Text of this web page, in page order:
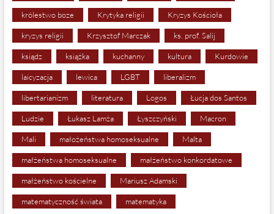
królestwo boze Krytyka religii Kryzys Kościoła
kryzys religii Krzysztof Marczak ks. prof. Salij
ksiądz książka kuchanny kultura Kurdowie
laicyzacja lewica LGBT liberalizm
libertarianizm literatura Logos Łucja dos Santos
Ludzie Łukasz Lamża Łyszczyński Macron
Mali małożeństwa homoseksualne Malta
małżeństwa homoseksualne małżeństwo konkordatowe
małżeństwo kościelne Mariusz Adamski
matematyczność świata matematyka